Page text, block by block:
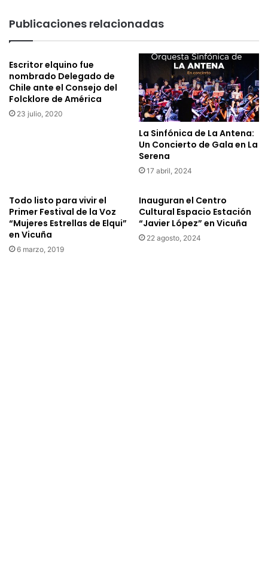
Covid
Publicaciones relacionadas
Escritor elquino fue
nombrado Delegado de
Chile ante el Consejo del
Folcklore de América
23 julio, 2020
La Sinfónica de La Antena:
Un Concierto de Gala en La
Serena
17 abril, 2024
Todo listo para vivir el
Primer Festival de la Voz
“Mujeres Estrellas de Elqui”
en Vicuña
6 marzo, 2019
Inauguran el Centro
Cultural Espacio Estación
“Javier López” en Vicuña
22 agosto, 2024